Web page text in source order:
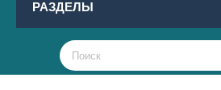
РАЗДЕЛЫ